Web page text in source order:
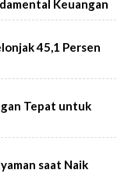
Keuangan
45,1 Persen
Tepat untuk
saat Naik